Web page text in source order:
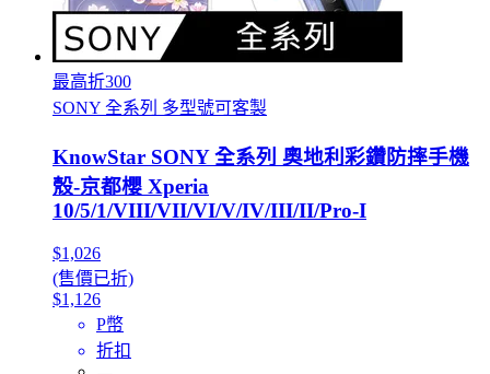
最高折300
SONY 全系列 多型號可客製
KnowStar SONY 全系列 奧地利彩鑽防摔手機
殼-京都櫻 Xperia
10/5/1/VIII/VII/VI/V/IV/III/II/Pro-I
$1,026
(售價已折)
$1,126
P幣
折扣